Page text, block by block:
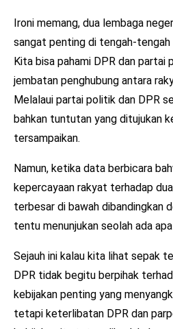
Ironi memang, dua lembaga
sangat penting di tengah-tengah
Kita bisa pahami DPR dan partai
jembatan penghubung antara
Melalaui partai politik dan DPR
bahkan tuntutan yang ditujukan
tersampaikan.
Namun, ketika data berbicara
kepercayaan rakyat terhadap
terbesar di bawah dibandingkan
tentu menunjukan seolah ada
Sejauh ini kalau kita lihat sepak
DPR tidak begitu berpihak
kebijakan penting yang
tetapi keterlibatan DPR dan